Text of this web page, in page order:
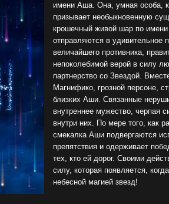
имени Аша. Она, умная особа,
призывает необыкновенную
крошечный живой шар по
отправляются в удивительное
величайшего противника,
непоколебимой верой в силу
партнерство со Звездой.
Магнифико, грозной персоне,
близких Аши. Связанные
внутреннее мужество, черпая
внутри них. По мере того, как
смекалка Аши подвергаются
препятствия и одерживает
тех, кто ей дорог. Своими
силу, которая появляется,
небесной магией звезд!